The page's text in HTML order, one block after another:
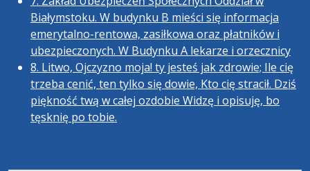
Białymstoku. W budynku B mieści się informacja
emerytalno-rentowa, zasiłkowa oraz płatników i
ubezpieczonych. W Budynku A lekarze i orzecznicy
8. Litwo, Ojczyzno moja! ty jesteś jak zdrowie; Ile cię
trzeba cenić, ten tylko się dowie, Kto cię stracił. Dziś
piękność twą w całej ozdobie Widzę i opisuję, bo
tęsknię po tobie.